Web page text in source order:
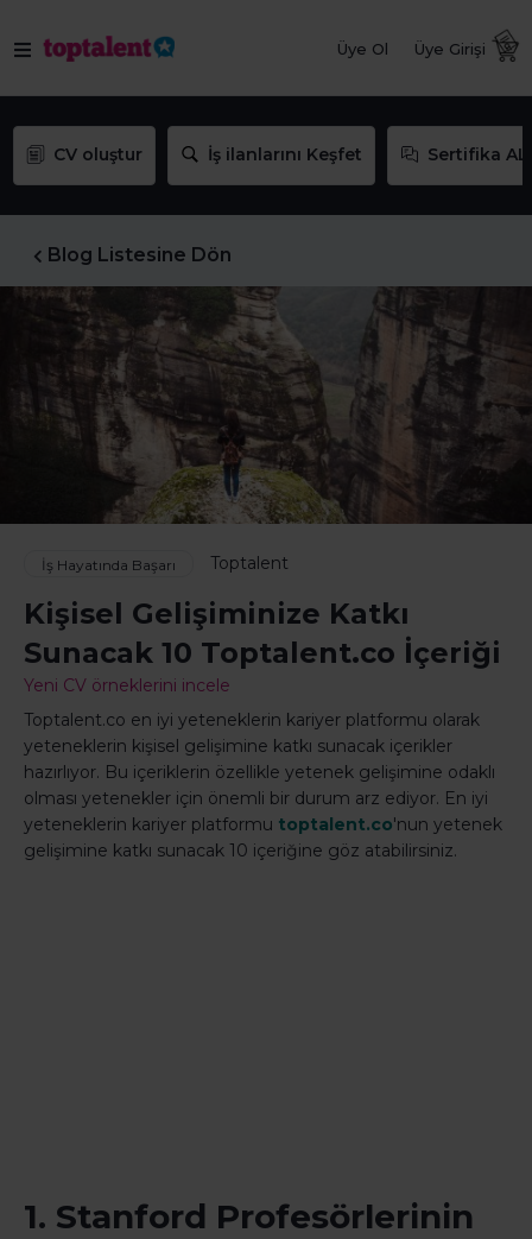
Üye Ol Üye Girişi
CV oluştur İş ilanlarını Keşfet Sertifika AL
Blog Listesine Dön
İş Hayatında Başarı Toptalent
Kişisel Gelişiminize Katkı
Sunacak 10 Toptalent.co İçeriği
Yeni CV örneklerini incele
Toptalent.co en iyi yeteneklerin kariyer platformu olarak
yeteneklerin kişisel gelişimine katkı sunacak içerikler
hazırlıyor. Bu içeriklerin özellikle yetenek gelişimine odaklı
olması yetenekler için önemli bir durum arz ediyor. En iyi
yeteneklerin kariyer platformu toptalent.co'nun yetenek
gelişimine katkı sunacak 10 içeriğine göz atabilirsiniz.
1. Stanford Profesörlerinin